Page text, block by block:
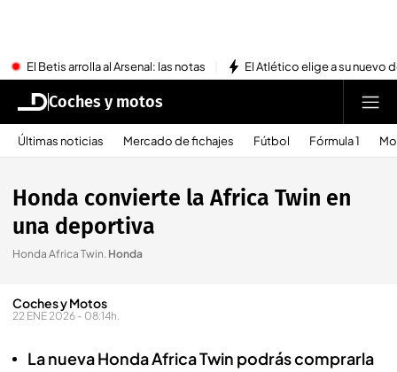
El Betis arrolla al Arsenal: las notas El Atlético elige a su nuevo
Coches y motos
Últimas noticias Mercado de fichajes Fútbol Fórmula 1
Honda convierte la Africa Twin en
una deportiva
Honda Africa Twin. Honda
Coches y Motos
22 ENE 2026 - 08:14h.
La nueva Honda Africa Twin podrás comprarla